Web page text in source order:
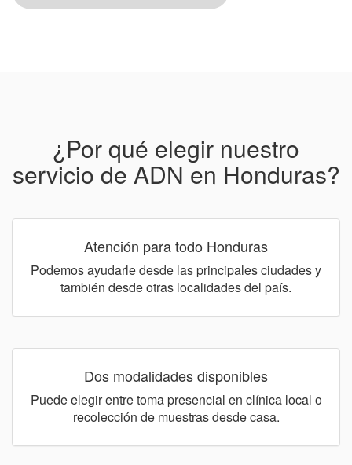
¿Por qué elegir nuestro
servicio de ADN en Honduras?
Atención para todo Honduras
Podemos ayudarle desde las principales ciudades y
también desde otras localidades del país.
Dos modalidades disponibles
Puede elegir entre toma presencial en clínica local o
recolección de muestras desde casa.